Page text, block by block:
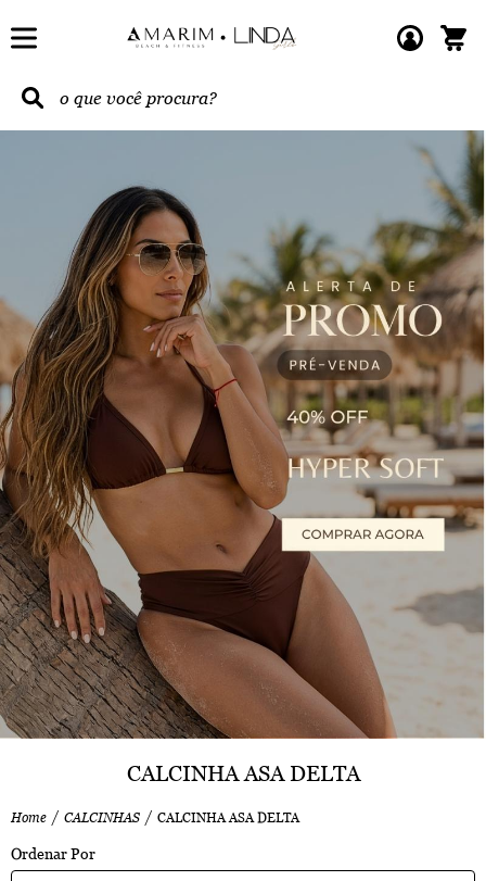
CALCINHA ASA DELTA
Home CALCINHAS CALCINHA ASA DELTA
Ordenar Por